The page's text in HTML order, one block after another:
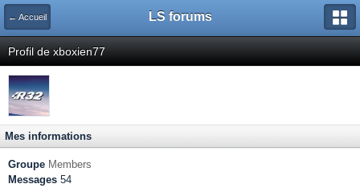
← Accueil LS forums
Profil de xboxien77
Mes informations
Groupe Members
Messages 54